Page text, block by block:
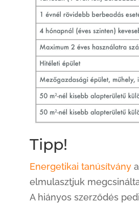
Tipp!
Energetikai tanúsítvány
elmulasztjuk
A hiányos szerződés